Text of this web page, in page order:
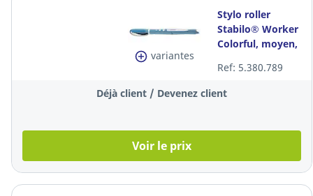
variantes
Stylo roller
Stabilo® Worker
Colorful, moyen,
encre liquide
bleue
Ref: 5.380.789
Déjà client / Devenez client
Voir le prix